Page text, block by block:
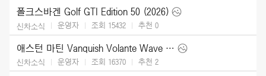
폴크스바겐 Golf GTI Edition 50 (2026)
신차소식 운영자 조회 15432 추천 0
애스턴 마틴 Vanquish Volante Wave Edition (2026)
신차소식 운영자 조회 16370 추천 2